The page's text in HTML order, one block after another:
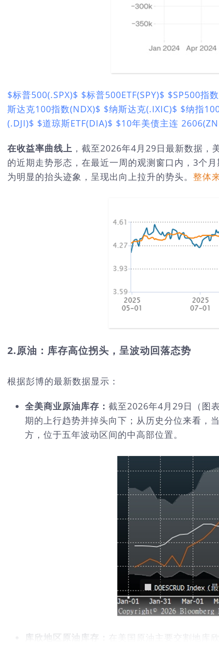
$标普500(.SPX)$ $标普500ETF(SPY)$ $SP500指
斯达克100指数(NDX)$ $纳斯达克(.IXIC)$ $纳指
(.DJI)$ $道琼斯ETF(DIA)$ $10年美债主连
在收益率曲线上 ，截至2026年4月29日最新数据
的近期走势形态，在最近一周的观测窗口内，3个
为明显的抬头迹象，呈现出向上拉升的势头。 整体
2.原油：库存高位拐头，呈波动回落态势
根据彭博的最新数据显示：
全美商业原油库存： 截至2026年4月29日（图
期的上行趋势并掉头向下；从历史分位来看，
方，位于五年波动区间的中高部位置。
库欣地区原油库存：
在美国原油主要交割地库